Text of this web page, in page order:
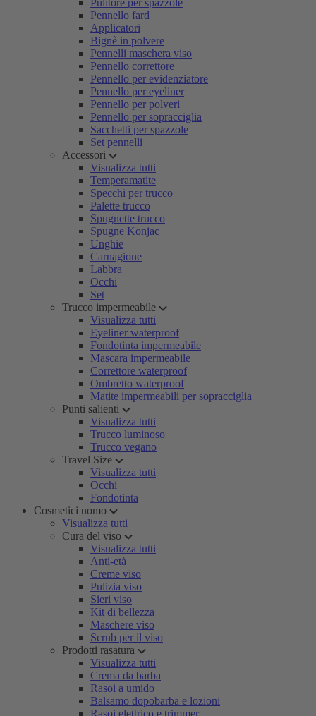
Pulitore per spazzole
Pennello fard
Applicatori
Bignè in polvere
Pennelli maschera viso
Pennello correttore
Pennello per evidenziatore
Pennello per eyeliner
Pennello per polveri
Pennello per sopracciglia
Sacchetti per spazzole
Set pennelli
Accessori
Visualizza tutti
Temperamatite
Specchi per trucco
Palette trucco
Spugnette trucco
Spugne Konjac
Unghie
Carnagione
Labbra
Occhi
Set
Trucco impermeabile
Visualizza tutti
Eyeliner waterproof
Fondotinta impermeabile
Mascara impermeabile
Correttore waterproof
Ombretto waterproof
Matite impermeabili per sopracciglia
Punti salienti
Visualizza tutti
Trucco luminoso
Trucco vegano
Travel Size
Visualizza tutti
Occhi
Fondotinta
Cosmetici uomo
Visualizza tutti
Cura del viso
Visualizza tutti
Anti-età
Creme viso
Pulizia viso
Sieri viso
Kit di bellezza
Maschere viso
Scrub per il viso
Prodotti rasatura
Visualizza tutti
Crema da barba
Rasoi a umido
Balsamo dopobarba e lozioni
Rasoi elettrico e trimmer